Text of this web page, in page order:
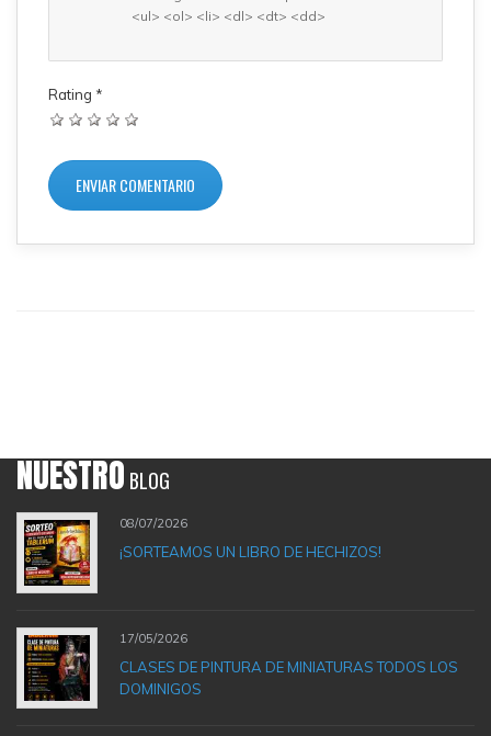
<ul> <ol> <li> <dl> <dt> <dd>
Rating *
NUESTROBLOG
08/07/2026
¡SORTEAMOS UN LIBRO DE HECHIZOS!
17/05/2026
CLASES DE PINTURA DE MINIATURAS TODOS LOS
DOMINIGOS